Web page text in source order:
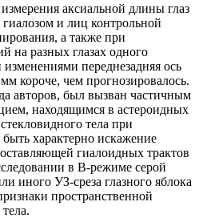
аксиальной длины глаз
и лиц контрольной
а также при
на разных глазах одного
переднезадняя ось
короче, чем прогнозировалось.
авторов, был вызван частичным
находящимся в астероидных
тела при
характерно искажение
гиалоидных трактов
в В-режиме серой
иного УЗ-среза глазного яблока
пространственной